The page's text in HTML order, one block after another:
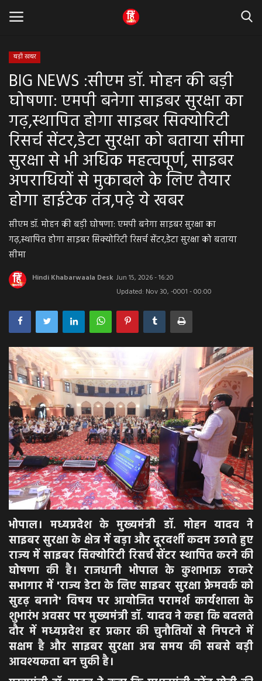
Home
धर्म & ज्योतिष
बड़ी खबर
मध्यप्रदेश
राजस्थान
व्यापार व्यवसाय
राजनीती
अपराध
मनोरंजन
खेल
एजुकेशन & करियर
हेल्थ & लाइफ स्टाइल
वीडियो
Gallery
बड़ी खबर
BIG NEWS :सीएम डॉ. मोहन की बड़ी
घोषणा: एमपी बनेगा साइबर सुरक्षा का
गढ़,स्थापित होगा साइबर सिक्योरिटी
रिसर्च सेंटर,डेटा सुरक्षा को बताया सीमा
सुरक्षा से भी अधिक महत्वपूर्ण, साइबर
अपराधियों से मुकाबले के लिए तैयार
होगा हाईटेक तंत्र,पढ़े ये खबर
सीएम डॉ. मोहन की बड़ी घोषणा: एमपी बनेगा साइबर सुरक्षा का
गढ़,स्थापित होगा साइबर सिक्योरिटी रिसर्च सेंटर,डेटा सुरक्षा को बताया
सीमा
Hindi Khabarwaala Desk Jun 15, 2026 - 16:20
Updated: Nov 30, -0001 - 00:00
भोपाल। मध्यप्रदेश के मुख्यमंत्री डॉ. मोहन यादव ने
साइबर सुरक्षा के क्षेत्र में बड़ा और दूरदर्शी कदम उठाते हुए
राज्य में साइबर सिक्योरिटी रिसर्च सेंटर स्थापित करने की
घोषणा की है। राजधानी भोपाल के कुशाभाऊ ठाकरे
सभागार में 'राज्य डेटा के लिए साइबर सुरक्षा फ्रेमवर्क को
सुदृढ़ बनाने' विषय पर आयोजित परामर्श कार्यशाला के
शुभारंभ अवसर पर मुख्यमंत्री डॉ. यादव ने कहा कि बदलते
दौर में मध्यप्रदेश हर प्रकार की चुनौतियों से निपटने में
सक्षम है और साइबर सुरक्षा अब समय की सबसे बड़ी
आवश्यकता बन चुकी है।